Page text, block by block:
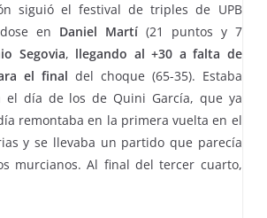
siguió el festival de triples de UPB
en Daniel Martí (21 puntos y 7
Segovia, llegando al +30 a falta de
el final del choque (65-35). Estaba
el día de los de Quini García, que ya
remontaba en la primera vuelta en el
y se llevaba un partido que parecía
murcianos. Al final del tercer cuarto,